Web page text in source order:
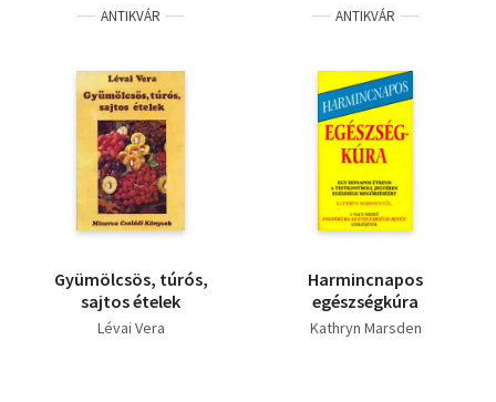
ANTIKVÁR
Gyümölcsös, túrós,
sajtos ételek
Lévai Vera
ANTIKVÁR
Harmincnapos
egészségkúra
Kathryn Marsden